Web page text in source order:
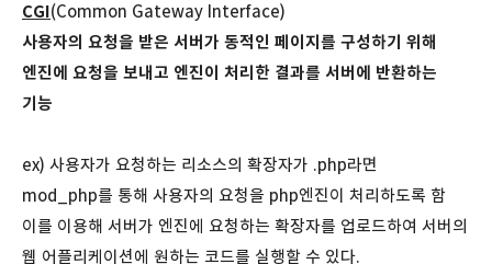
CGI(Common Gateway Interface)
사용자의 요청을 받은 서버가 동적인 페이지를 구성하기 위해
엔진에 요청을 보내고 엔진이 처리한 결과를 서버에 반환하는
기능
ex) 사용자가 요청하는 리소스의 확장자가 .php라면
mod_php를 통해 사용자의 요청을 php엔진이 처리하도록 함
이를 이용해 서버가 엔진에 요청하는 확장자를 업로드하여 서버의
웹 어플리케이션에 원하는 코드를 실행할 수 있다.